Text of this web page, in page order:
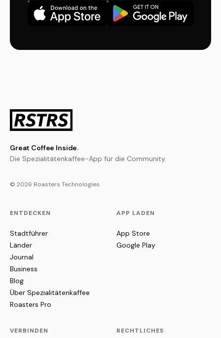
Great Coffee Inside.
Die Spezialitätenkaffee-App für die Community.
© 2026 Roasters Technologies
ENTDECKEN
Stadtführer
Länder
Journal
Business
Blog
Über Spezialitätenkaffee
Roasters Pro
APP LADEN
App Store
Google Play
VERBINDEN RECHTLICHES